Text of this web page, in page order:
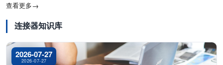
查看更多→
连接器知识库
2026-07-27
2026-07-27